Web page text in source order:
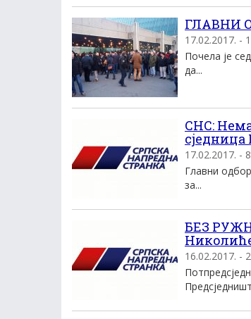
ГЛАВНИ
17.02.2017. -
Почела је
да...
СНС:
сједница
17.02.2017. -
Главни
за...
БЕЗ
16.02.2017. -